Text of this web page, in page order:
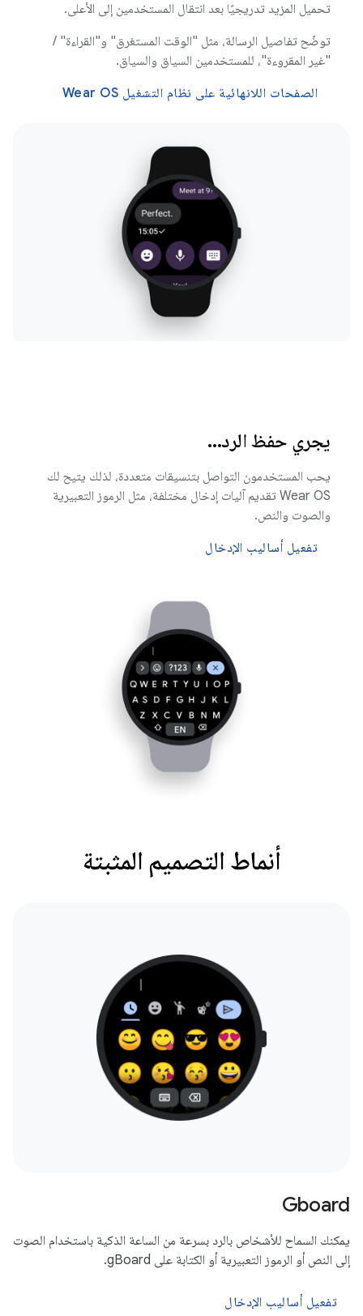
تحميل المزيد تدريجيًا بعد انتقال المستخدمين إلى الأعلى.
توضّح تفاصيل الرسالة، مثل "الوقت المستغرق" و"القراءة" /
"غير المقروءة"، للمستخدمين السياق والسياق.
الصفحات اللانهائية على نظام التشغيل Wear OS
يجري حفظ الرد...
يحب المستخدمون التواصل بتنسيقات متعددة، لذلك يتيح لك
Wear OS تقديم آليات إدخال مختلفة، مثل الرموز التعبيرية
والصوت والنص.
تفعيل أساليب الإدخال
أنماط التصميم المثبتة
Gboard
يمكنك السماح للأشخاص بالرد بسرعة من الساعة الذكية باستخدام الصوت
إلى النص أو الرموز التعبيرية أو الكتابة على gBoard.
تفعيل أساليب الإدخال